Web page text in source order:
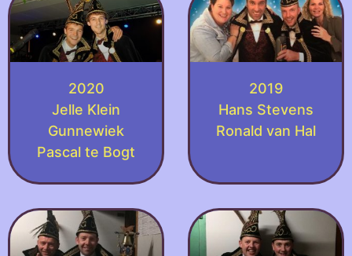
2020
Jelle Klein
Gunnewiek
Pascal te Bogt
2019
Hans Stevens
Ronald van Hal